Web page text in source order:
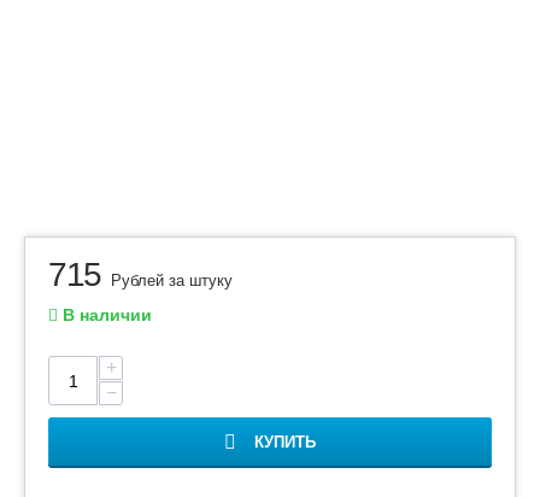
715 Рублей за штуку
В наличии
+
−
КУПИТЬ